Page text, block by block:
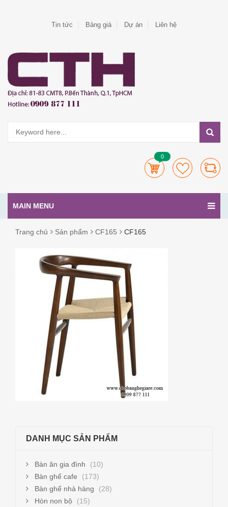
Tin tức Bảng giá Dự án Liên hệ
0
MAIN MENU
Trang chủ Sản phẩm CF165 CF165
CF165
DANH MỤC SẢN PHẨM
Bàn ăn gia đình
(10)
Bàn ghế cafe
(173)
Bàn ghế nhà hàng
(28)
Hòn non bộ
(15)